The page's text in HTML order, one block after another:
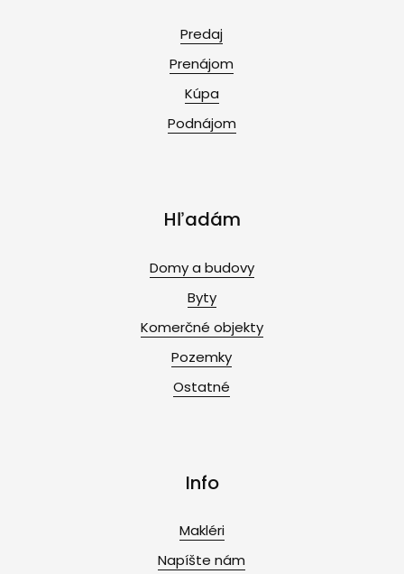
Predaj
Prenájom
Kúpa
Podnájom
Hľadám
Domy a budovy
Byty
Komerčné objekty
Pozemky
Ostatné
Info
Makléri
Napíšte nám